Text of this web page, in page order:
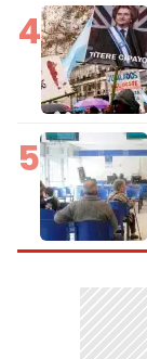
4
5